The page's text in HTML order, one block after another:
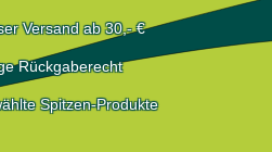
Versand ab 30,- €
Rückgaberecht
Spitzen-Produkte